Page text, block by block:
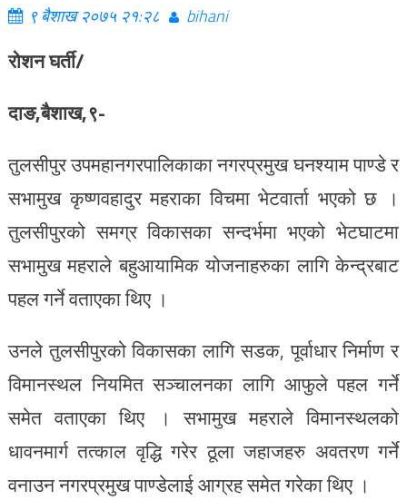
९ बैशाख २०७५ २१:२८ bihani
रोशन घर्ती/
दाङ,बैशाख,९-
तुलसीपुर उपमहानगरपालिकाका नगरप्रमुख घनश्याम पाण्डे र
सभामुख कृष्णवहादुर महराका विचमा भेटवार्ता भएको छ ।
तुलसीपुरको समग्र विकासका सन्दर्भमा भएको भेटघाटमा
सभामुख महराले बहुआयामिक योजनाहरुका लागि केन्द्रबाट
पहल गर्ने वताएका थिए ।
उनले तुलसीपुरको विकासका लागि सडक, पूर्वाधार निर्माण र
विमानस्थल नियमित सञ्चालनका लागि आफुले पहल गर्ने
समेत वताएका थिए । सभामुख महराले विमानस्थलको
धावनमार्ग तत्काल वृद्धि गरेर ठूला जहाजहरु अवतरण गर्ने
वनाउन नगरप्रमुख पाण्डेलाई आग्रह समेत गरेका थिए ।